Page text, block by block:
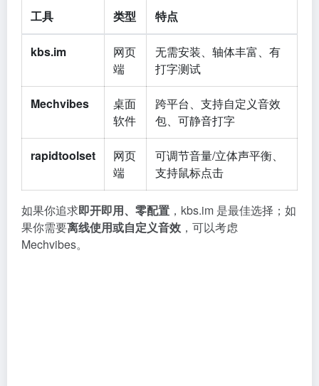
工具 类型 特点
kbs.im
网页
端
无需安装、轴体丰富、有
打字测试
Mechvibes
桌面
软件
跨平台、支持自定义音效
包、可静音打字
rapidtoolset
网页
端
可调节音量/立体声平衡、
支持鼠标点击
如果你追求即开即用、零配置 ，kbs.im 是最佳选择；如
果你需要离线使用或自定义音效 ，可以考虑
Mechvibes。